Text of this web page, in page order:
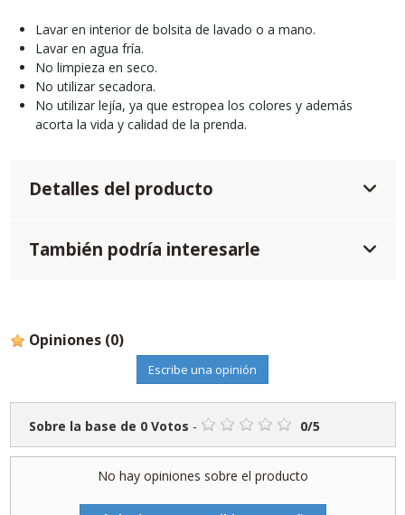
Lavar en interior de bolsita de lavado o a mano.
Lavar en agua fría.
No limpieza en seco.
No utilizar secadora.
No utilizar lejía, ya que estropea los colores y además
acorta la vida y calidad de la prenda.
Detalles del producto
También podría interesarle
Opiniones (0)
Escribe una opinión
Sobre la base de 0Votos - 0/5
No hay opiniones sobre el producto